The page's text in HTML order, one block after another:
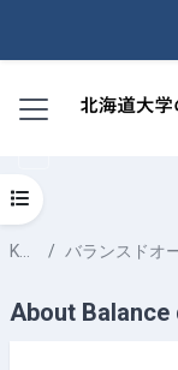
Panel samping
Kursus
About Balance
Buka indeks kursus